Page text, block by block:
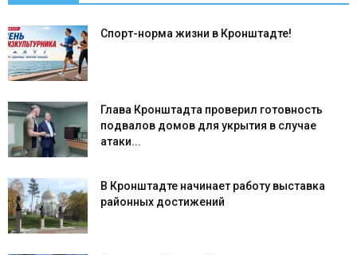
Спорт-норма жизни в Кронштадте!
Глава Кронштадта проверил готовность
подвалов домов для укрытия в случае
атаки...
В Кронштадте начинает работу выставка
районных достижений